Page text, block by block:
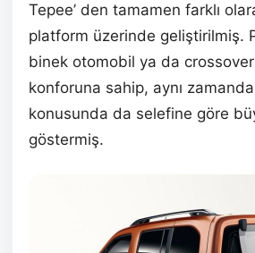
Tepee’ den tamamen farklı
platform üzerinde geliştirilmiş.
binek otomobil ya da
konforuna sahip, aynı
konusunda da selefine göre
göstermiş.